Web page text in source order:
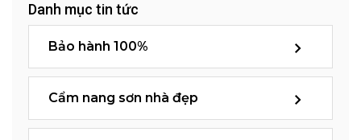
Danh mục tin tức
Bảo hành 100%
Cẩm nang sơn nhà đẹp